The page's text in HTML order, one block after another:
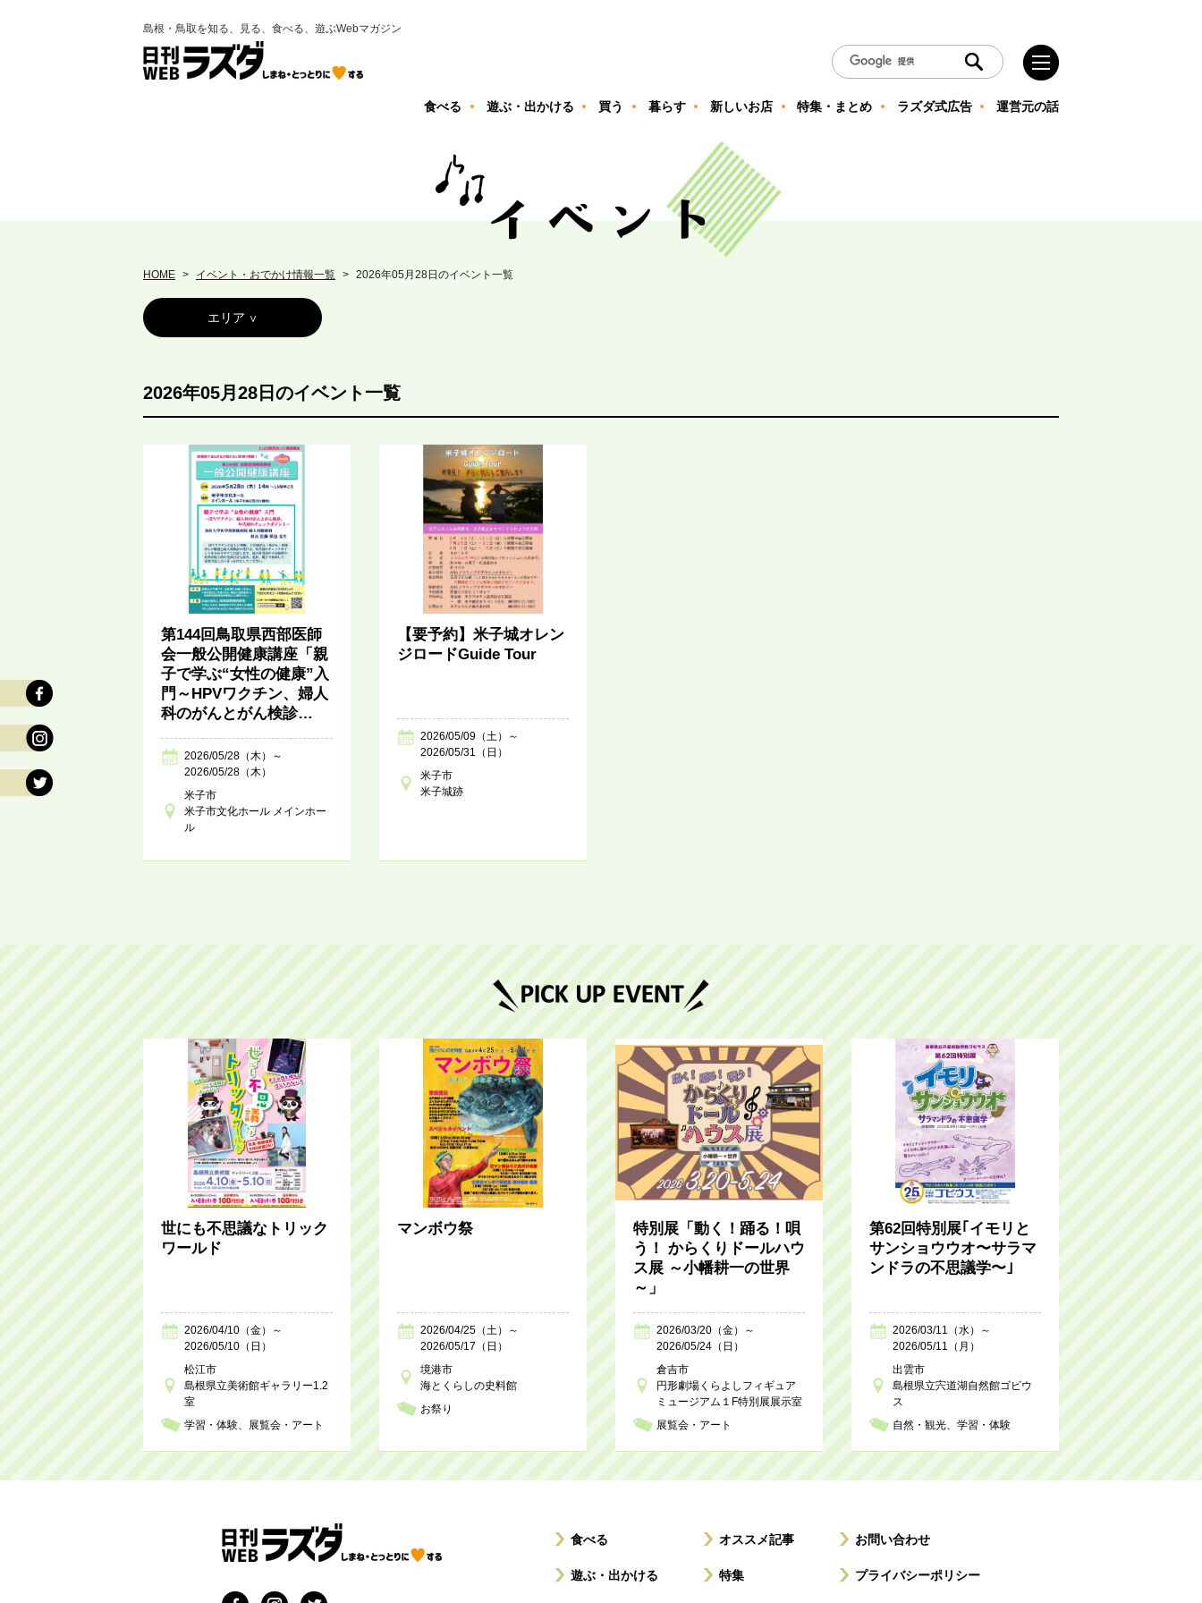
島根・鳥取を知る、見る、食べる、遊ぶWebマガジン
食べる 遊ぶ・出かける 買う 暮らす 新しいお店 特集・まとめ ラズダ式広告 運営元の話
HOME イベント・おでかけ情報一覧 2026年05月28日のイベント一覧
エリア
2026年05月28日のイベント一覧
第144回鳥取県西部医師
会一般公開健康講座「親
子で学ぶ“女性の健康”入
門～HPVワクチン、婦人
科のがんとがん検診…
2026/05/28（木）～
2026/05/28（木）
米子市
米子市文化ホール メインホー
ル
【要予約】米子城オレン
ジロードGuide Tour
2026/05/09（土）～
2026/05/31（日）
米子市
米子城跡
世にも不思議なトリック
ワールド
2026/04/10（金）～
2026/05/10（日）
松江市
島根県立美術館ギャラリー1.2
室
学習・体験
展覧会・アート
マンボウ祭
2026/04/25（土）～
2026/05/17（日）
境港市
海とくらしの史料館
お祭り
特別展「動く！踊る！唄
う！ からくりドールハウ
ス展 ～小幡耕一の世界
～」
2026/03/20（金）～
2026/05/24（日）
倉吉市
円形劇場くらよしフィギュア
ミュージアム１F特別展展示室
展覧会・アート
第62回特別展｢イモリと
サンショウウオ〜サラマ
ンドラの不思議学〜｣
2026/03/11（水）～
2026/05/11（月）
出雲市
島根県立宍道湖自然館ゴビウ
ス
自然・観光
学習・体験
食べる
遊ぶ・出かける
オススメ記事
特集
お問い合わせ
プライバシーポリシー